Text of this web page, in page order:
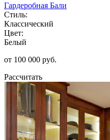
Гардеробная Бали
Стиль:
Классический
Цвет:
Белый
от 100 000 руб.
Рассчитать